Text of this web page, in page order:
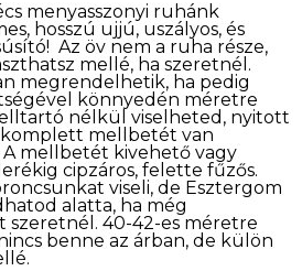
menyasszonyi ruhánk
hosszú ujjú, uszályos, és
Az öv nem a ruha része,
mellé, ha szeretnél.
megrendelhetik, ha pedig
könnyedén méretre
nélkül viselheted, nyitott
komplett mellbetét van
mellbetét kivehető vagy
cipzáros, felette fűzős.
viseli, de Esztergom
alatta, ha még
szeretnél. 40-42-es méretre
benne az árban, de külön